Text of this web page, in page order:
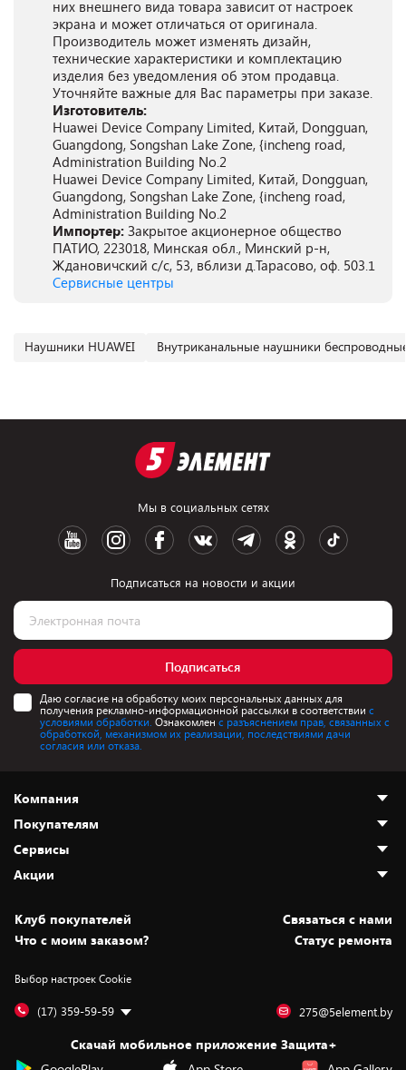
них внешнего вида товара зависит от настроек
экрана и может отличаться от оригинала.
Производитель может изменять дизайн,
технические характеристики и комплектацию
изделия без уведомления об этом продавца.
Уточняйте важные для Вас параметры при заказе.
Изготовитель:
Huawei Device Company Limited, Китай, Dongguan,
Guangdong, Songshan Lake Zone, {incheng road,
Administration Building No.2
Huawei Device Company Limited, Китай, Dongguan,
Guangdong, Songshan Lake Zone, {incheng road,
Administration Building No.2
Импортер: Закрытое акционерное общество
ПАТИО, 223018, Минская обл., Минский р-н,
Ждановичский с/с, 53, вблизи д.Тарасово, оф. 503.1
Сервисные центры
Наушники HUAWEI Внутриканальные наушники
Мы в социальных сетях
Подписаться на новости и акции
Подписаться
Даю согласие на обработку моих персональных данных для
получения рекламно-информационной рассылки в соответствии с
условиями обработки. Ознакомлен с разъяснением прав, связанных с
обработкой, механизмом их реализации, последствиями дачи
согласия или отказа.
Компания
О нас
Адреса магазинов
Новости
Статьи и обзоры
Вакансии
Дай пять добру!
Покупателям
Как сделать заказ
Оплата и доставка
Безналичный расчёт
Обмен и возврат товара
Обработка персональных данных
Подарочные карты
Сервисы
Установка техники
Для игровых консолей
Для мобильных устройств
Для компьютеров
Сервисные центры
Акции
Скидки и промокоды
Белорусские товары
Бонусы
Оплата частями
Новинки
Клуб покупателей
Cвязаться с нами
Что с моим заказом?
Статус ремонта
Выбор настроек Cookie
(17) 359-59-59 275@5element.by
Скачай мобильное приложение Защита+